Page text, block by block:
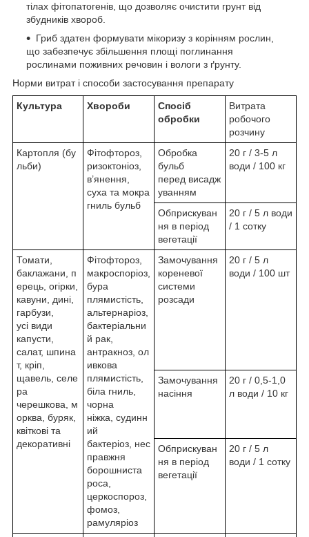
тілах фітопатогенів, що дозволяє очистити грунт від
збудників хвороб.
Гриб здатен формувати мікоризу з корінням рослин,
що забезпечує збільшення площі поглинання
рослинами поживних речовин і вологи з ґрунту.
Норми витрат і способи застосування препарату
Культура Хвороби
Спосіб
обробки
Витрата
робочого
розчину
Картопля (бу
льби)
Фітофтороз,
ризоктоніоз,
в’янення,
суха та мокра
гниль бульб
Обробка
бульб
перед висадж
уванням
20 г / 3-5 л
води / 100 кг
Обприскуван
ня в період
вегетації
20 г / 5 л води
/ 1 сотку
Томати,
баклажани, п
ерець, огірки,
кавуни, дині,
гарбузи,
усі види
капусти,
салат, шпина
т, кріп,
щавель, селе
ра
черешкова, м
орква, буряк,
квіткові та
декоративні
Фітофтороз,
макроспоріоз,
бура
плямистість,
альтернаріоз,
бактеріальни
й рак,
антракноз, ол
ивкова
плямистість,
біла гниль,
чорна
ніжка, судинн
ий
бактеріоз, нес
правжня
борошниста
роса,
церкоспороз,
фомоз,
рамуляріоз
Замочування
кореневої
системи
розсади
20 г / 5 л
води / 100 шт
Замочування
насіння
20 г / 0,5-1,0
л води / 10 кг
Обприскуван
ня в період
вегетації
20 г / 5 л
води / 1 сотку